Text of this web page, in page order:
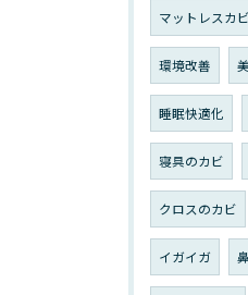
マットレスカビ
環境改善
睡眠快適化
寝具のカビ
クロスのカビ
イガイガ